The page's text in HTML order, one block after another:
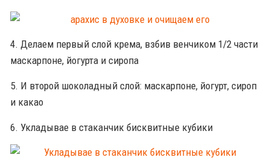
4. Делаем первый слой крема, взбив венчиком 1/2 части
маскарпоне, йогурта и сиропа
5. И второй шоколадный слой: маскарпоне, йогурт, сироп
и какао
6. Укладывае в стаканчик бисквитные кубики